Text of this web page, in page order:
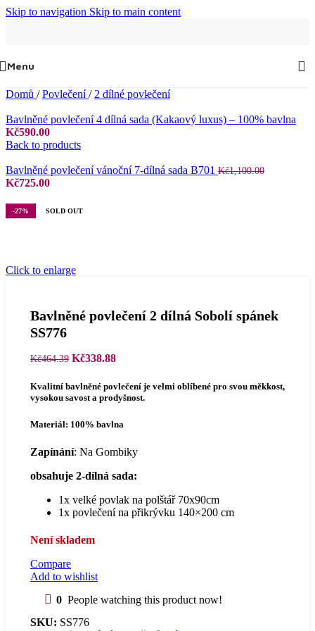
Skip to navigation Skip to main content
Menu
Domů / Povlečení/ 2 dílné povlečení
Bavlněné povlečení 4 dílná sada (Kakaový luxus) – 100% bavlna
Kč590.00
Back to products
Bavlněné povlečení vánoční 7-dílná sada B701 Kč1,100.00
Původní
byla:
Kč1,100.00.
Kč725.00Aktuální
je:
-27% SOLD OUT
Click to enlarge
Bavlněné povlečení 2 dílná Sobolí spánek
SS776
Kč464.39 Původní
byla:
Kč464.39.
Kč338.88Aktuální
je:
Kč338.88.
Kvalitní bavlněné povlečení je velmi oblíbené pro svou měkkost,
vysokou savost a prodyšnost.
Materiál: 100% bavlna
Zapínání: Na Gombiky
obsahuje 2-dílná sada:
1x velké povlak na polštář 70x90cm
1x povlečení na přikrývku 140×200 cm
Není skladem
Compare
Add to wishlist
0 People watching this product now!
SKU: SS776